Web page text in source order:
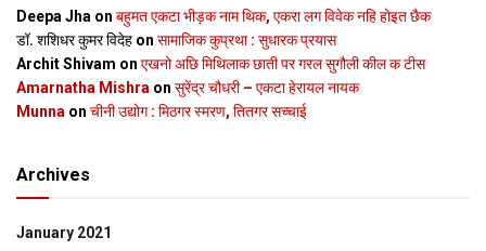
Deepa Jha on बहुमत एकटा भीड़क नाम थिक, एकरा लग विवेक नहि होइत छैक
डॉ. शशिधर कुमर विदेह on सामाजिक कुप्रथा : सुधारक प्रयास
Archit Shivam on एखनो अछि मिथिलाक छाती पर गरल सुगौली कील क टीस
Amarnatha Mishra on सुरेंद्र चौधरी – एकटा हेरायल नायक
Munna on चीनी उद्योग : मिठगर स्‍मरण, तितगर सच्‍चाई
Archives
January 2021